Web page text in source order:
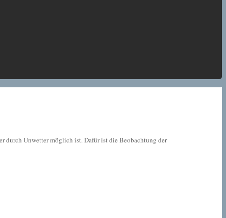
durch Unwetter möglich ist. Dafür ist die Beobachtung der